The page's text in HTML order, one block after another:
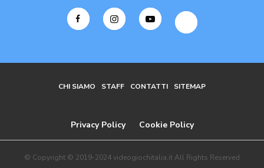
CHI SIAMO STAFF CONTATTI SITEMAP
Privacy Policy Cookie Policy
© Copyright © 2019-2024 videogiochitalia.it All Rights Reserved